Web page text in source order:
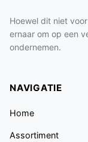
Hoewel dit niet
ernaar om op een
ondernemen.
NAVIGATIE
Home
Assortiment